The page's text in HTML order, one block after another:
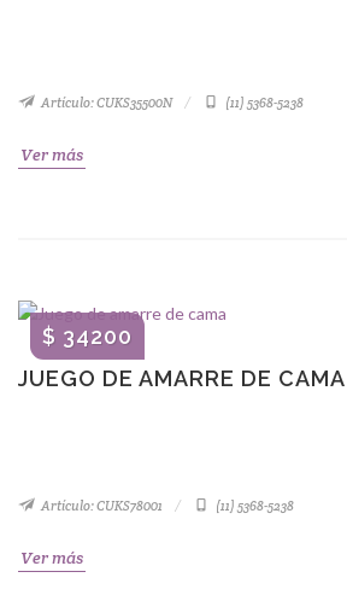
Artículo: CUKS35500N (11) 5368-5238
Ver más
JUEGO DE AMARRE DE CAMA
$ 34200
Artículo: CUKS78001 (11) 5368-5238
Ver más